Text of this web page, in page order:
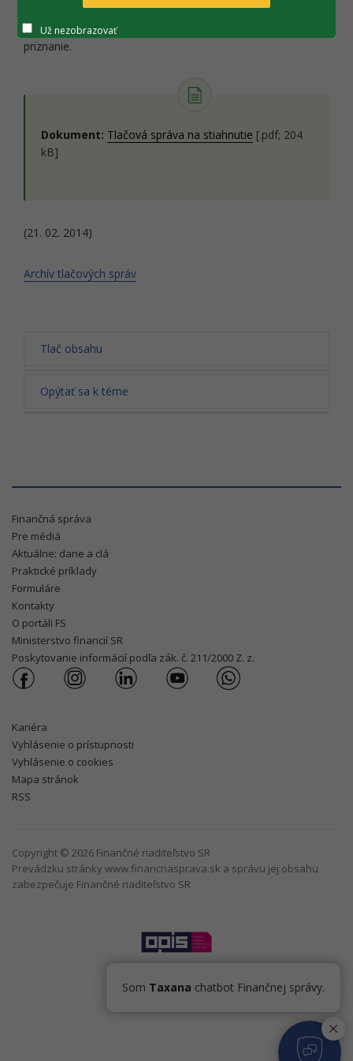
nemusia k 25. februáru 2014 a následne v ďalších
zdaňovacích obdobiach, zasielať na colný úrad daňové
priznanie.
Dokument: Tlačová správa na stiahnutie [.pdf; 204
kB]
(21. 02. 2014)
Archív tlačových správ
Tlač obsahu
Opýtať sa k téme
Finančná správa
Pre médiá
Aktuálne: dane a clá
Praktické príklady
Formuláre
Kontakty
O portáli FS
Ministerstvo financií SR
Poskytovanie informácií podľa zák. č. 211/2000 Z. z.
Kariéra
Vyhlásenie o prístupnosti
Vyhlásenie o cookies
Mapa stránok
RSS
Copyright © 2026 Finančné riaditeľstvo SR
Prevádzku stránky www.financnasprava.sk a správu jej obsahu
zabezpečuje Finančné riaditeľstvo SR
Som Taxana chatbot Finančnej správy.
Už nezobrazovať